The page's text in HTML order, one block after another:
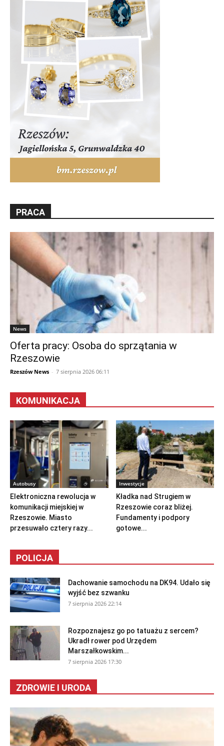
PRACA
News
Oferta pracy: Osoba do sprzątania w
Rzeszowie
Rzeszów News - 7 sierpnia 2026 06:11
KOMUNIKACJA
Autobusy
Elektroniczna rewolucja w
komunikacji miejskiej w
Rzeszowie. Miasto
przesuwało cztery razy...
Inwestycje
Kładka nad Strugiem w
Rzeszowie coraz bliżej.
Fundamenty i podpory
gotowe...
POLICJA
Dachowanie samochodu na DK94. Udało się
wyjść bez szwanku
7 sierpnia 2026 22:14
Rozpoznajesz go po tatuażu z sercem?
Ukradł rower pod Urzędem
Marszałkowskim...
7 sierpnia 2026 17:30
ZDROWIE I URODA